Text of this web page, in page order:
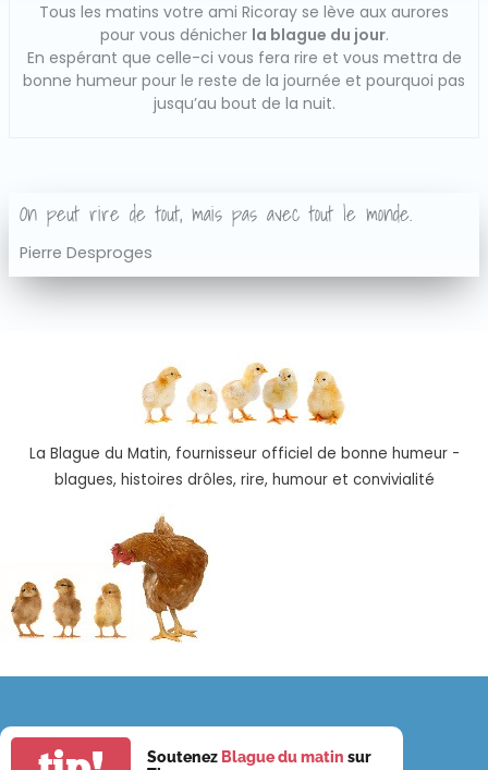
Tous les matins votre ami Ricoray se lève aux aurores
pour vous dénicher la blague du jour.
En espérant que celle-ci vous fera rire et vous mettra de
bonne humeur pour le reste de la journée et pourquoi pas
jusqu’au bout de la nuit.
On peut rire de tout, mais pas avec tout le monde.
Pierre Desproges
La Blague du Matin, fournisseur officiel de bonne humeur -
blagues, histoires drôles, rire, humour et convivialité
Soutenez Blague du matin sur